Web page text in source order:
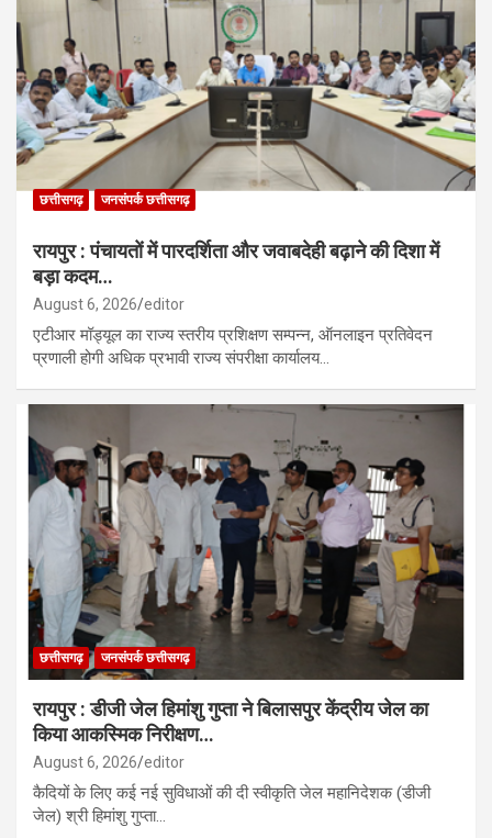
छत्तीसगढ़ जनसंपर्क छत्तीसगढ़
रायपुर : पंचायतों में पारदर्शिता और जवाबदेही बढ़ाने की दिशा में
बड़ा कदम…
August 6, 2026 editor
एटीआर मॉड्यूल का राज्य स्तरीय प्रशिक्षण सम्पन्न, ऑनलाइन प्रतिवेदन
प्रणाली होगी अधिक प्रभावी राज्य संपरीक्षा कार्यालय…
छत्तीसगढ़ जनसंपर्क छत्तीसगढ़
रायपुर : डीजी जेल हिमांशु गुप्ता ने बिलासपुर केंद्रीय जेल का
किया आकस्मिक निरीक्षण…
August 6, 2026 editor
कैदियों के लिए कई नई सुविधाओं की दी स्वीकृति जेल महानिदेशक (डीजी
जेल) श्री हिमांशु गुप्ता…